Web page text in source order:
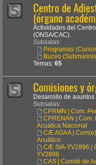
Centro de
(órgano
Actividades del
(ONSA/CAC).
Subsalas:
Programas
Buceo
Temas: 65
Comisiones y
Desarrollo de asuntos
Subsalas:
CPRMN | Com.
CPRENAN | Com.
Acuática Nacional
C/E AGAA |
Acuático
C/E SIA-YV2896 |
YV2896
CAS | Comité de